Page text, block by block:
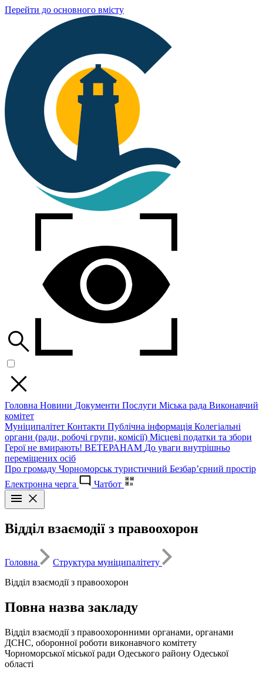
Перейти до основного вмісту
Головна Новини Документи Послуги Міська рада Виконавчий
комітет
Муніципалітет Контакти Публічна інформація Колегіальні
органи (ради, робочі групи, комісії) Місцеві податки та збори
Герої не вмирають! ВЕТЕРАНАМ До уваги внутрішньо
переміщених осіб
Про громаду Чорноморськ туристичний Безбар’єрний простір
Електронна черга
Чатбот
Відділ взаємодії з правоохорон
Головна
Структура муніципалітету
Відділ взаємодії з правоохорон
Повна назва закладу
Відділ взаємодії з правоохоронними органами, органами
ДСНС, оборонної роботи виконавчого комітету
Чорноморської міської ради Одеського району Одеської
області